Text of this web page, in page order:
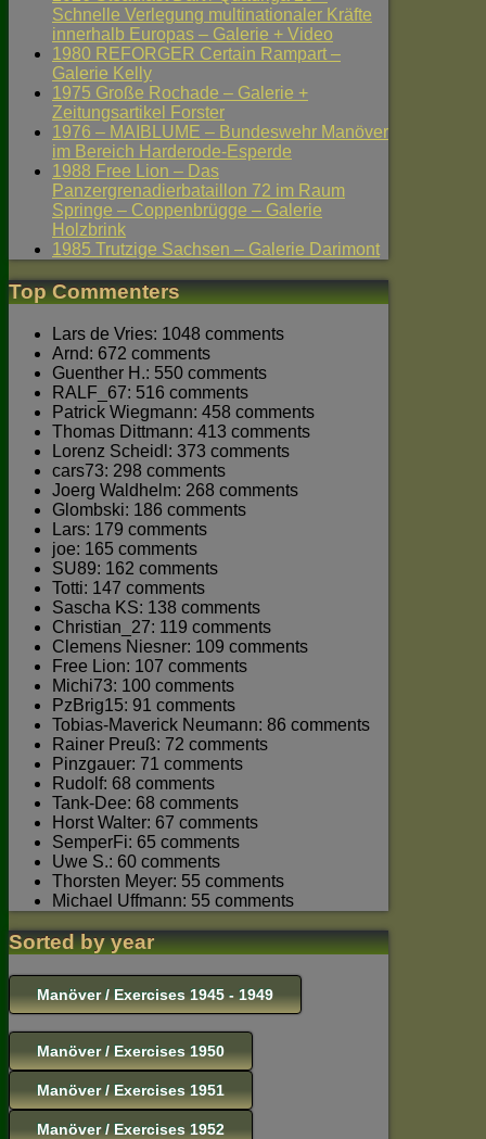
Schnelle Verlegung multinationaler Kräfte
innerhalb Europas – Galerie + Video
1980 REFORGER Certain Rampart –
Galerie Kelly
1975 Große Rochade – Galerie +
Zeitungsartikel Forster
1976 – MAIBLUME – Bundeswehr Manöver
im Bereich Harderode-Esperde
1988 Free Lion – Das
Panzergrenadierbataillon 72 im Raum
Springe – Coppenbrügge – Galerie
Holzbrink
1985 Trutzige Sachsen – Galerie Darimont
Top Commenters
Lars de Vries: 1048 comments
Arnd: 672 comments
Guenther H.: 550 comments
RALF_67: 516 comments
Patrick Wiegmann: 458 comments
Thomas Dittmann: 413 comments
Lorenz Scheidl: 373 comments
cars73: 298 comments
Joerg Waldhelm: 268 comments
Glombski: 186 comments
Lars: 179 comments
joe: 165 comments
SU89: 162 comments
Totti: 147 comments
Sascha KS: 138 comments
Christian_27: 119 comments
Clemens Niesner: 109 comments
Free Lion: 107 comments
Michi73: 100 comments
PzBrig15: 91 comments
Tobias-Maverick Neumann: 86 comments
Rainer Preuß: 72 comments
Pinzgauer: 71 comments
Rudolf: 68 comments
Tank-Dee: 68 comments
Horst Walter: 67 comments
SemperFi: 65 comments
Uwe S.: 60 comments
Thorsten Meyer: 55 comments
Michael Uffmann: 55 comments
Sorted by year
Manöver / Exercises 1945 - 1949
Manöver / Exercises 1950
Manöver / Exercises 1951
Manöver / Exercises 1952